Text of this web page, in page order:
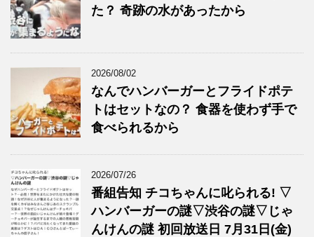
た？ 奇跡の水があったから
2026/08/02
なんでハンバーガーとフライドポテ
トはセットなの？ 食器を使わず手で
食べられるから
2026/07/26
番組告知 チコちゃんに叱られる! ▽
ハンバーガーの謎▽渋谷の謎▽じゃ
んけんの謎 初回放送日 7月31日(金)